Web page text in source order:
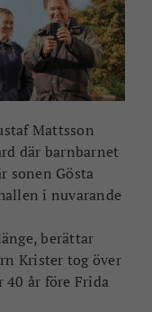
Mattsson
där barnbarnet
sonen Gösta
i nuvarande
berättar
Krister tog över
40 år före Frida